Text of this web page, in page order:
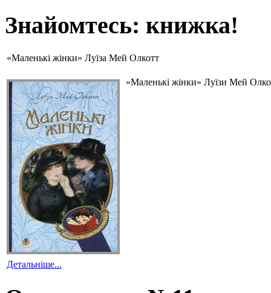
Знайомтесь: книжка!
«Маленькі жінки» Луїза Мей Олкотт
«Маленькі жінки» Луїзи Мей
Детальніше...